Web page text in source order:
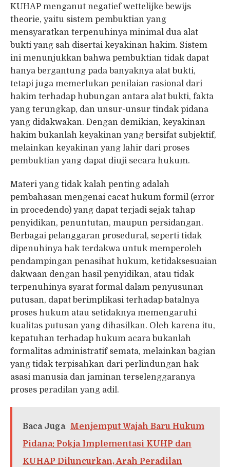
KUHAP menganut negatief wettelijke bewijs
theorie, yaitu sistem pembuktian yang
mensyaratkan terpenuhinya minimal dua alat
bukti yang sah disertai keyakinan hakim. Sistem
ini menunjukkan bahwa pembuktian tidak dapat
hanya bergantung pada banyaknya alat bukti,
tetapi juga memerlukan penilaian rasional dari
hakim terhadap hubungan antara alat bukti, fakta
yang terungkap, dan unsur-unsur tindak pidana
yang didakwakan. Dengan demikian, keyakinan
hakim bukanlah keyakinan yang bersifat subjektif,
melainkan keyakinan yang lahir dari proses
pembuktian yang dapat diuji secara hukum.
Materi yang tidak kalah penting adalah
pembahasan mengenai cacat hukum formil (error
in procedendo) yang dapat terjadi sejak tahap
penyidikan, penuntutan, maupun persidangan.
Berbagai pelanggaran prosedural, seperti tidak
dipenuhinya hak terdakwa untuk memperoleh
pendampingan penasihat hukum, ketidaksesuaian
dakwaan dengan hasil penyidikan, atau tidak
terpenuhinya syarat formal dalam penyusunan
putusan, dapat berimplikasi terhadap batalnya
proses hukum atau setidaknya memengaruhi
kualitas putusan yang dihasilkan. Oleh karena itu,
kepatuhan terhadap hukum acara bukanlah
formalitas administratif semata, melainkan bagian
yang tidak terpisahkan dari perlindungan hak
asasi manusia dan jaminan terselenggaranya
proses peradilan yang adil.
Baca Juga
Menjemput Wajah Baru Hukum
Pidana: Pokja Implementasi KUHP dan
KUHAP Diluncurkan, Arah Peradilan